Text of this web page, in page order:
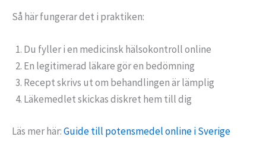
Så här fungerar det i praktiken:
Du fyller i en medicinsk hälsokontroll online
En legitimerad läkare gör en bedömning
Recept skrivs ut om behandlingen är lämplig
Läkemedlet skickas diskret hem till dig
Läs mer här:Guide till potensmedel online i Sverige